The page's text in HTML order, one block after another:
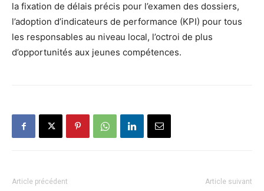
la fixation de délais précis pour l’examen des dossiers,
l’adoption d’indicateurs de performance (KPI) pour tous
les responsables au niveau local, l’octroi de plus
d’opportunités aux jeunes compétences.
Article précédent Article suivant